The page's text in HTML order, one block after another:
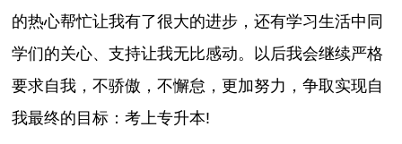
的热心帮忙让我有了很大的进步，还有学习生活中同
学们的关心、支持让我无比感动。以后我会继续严格
要求自我，不骄傲，不懈怠，更加努力，争取实现自
我最终的目标：考上专升本!